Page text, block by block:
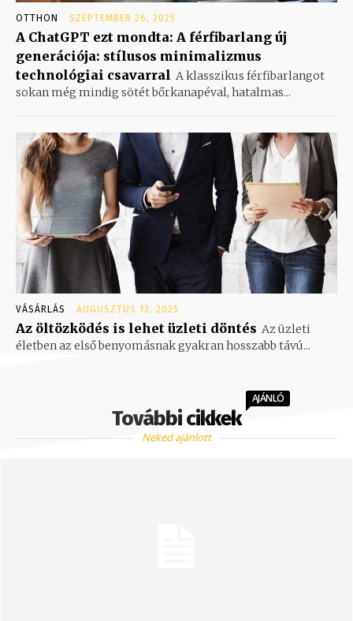
OTTHON SZEPTEMBER 26, 2025
A ChatGPT ezt mondta: A férfibarlang új
generációja: stílusos minimalizmus
technológiai csavarral A klasszikus férfibarlangot
sokan még mindig sötét bőrkanapéval, hatalmas...
VÁSÁRLÁS AUGUSZTUS 13, 2025
Az öltözködés is lehet üzleti döntés Az üzleti
életben az első benyomásnak gyakran hosszabb távú...
További cikkek
AJÁNLÓ
Neked ajánlott